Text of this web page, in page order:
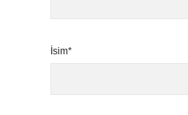
İsim*